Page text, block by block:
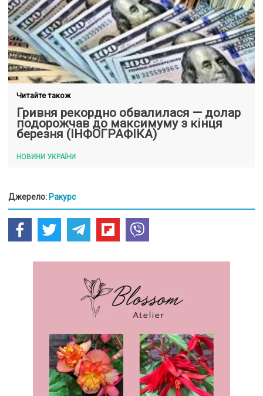
Читайте також
Гривня рекордно обвалилася — долар
подорожчав до максимуму з кінця
березня (ІНФОГРАФІКА)
НОВИНИ УКРАЇНИ
Джерело: Ракурс